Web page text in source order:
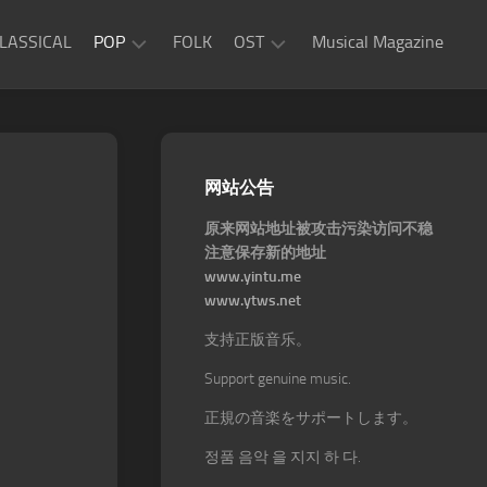
POP FOLK OST
OST
Musical Magazine
网站公告
原来网站地址被攻击污染访问不稳
注意保存新的地址
www.yintu.me
www.ytws.net
支持正版音乐。
Support genuine music.
正規の音楽をサポートします。
정품 음악 을 지지 하 다.